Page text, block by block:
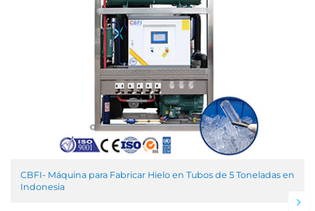
CBFI- Máquina para Fabricar Hielo en Tubos de 5 Toneladas en
Indonesia